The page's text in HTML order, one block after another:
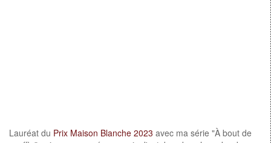
Lauréat du Prix Maison Blanche 2023 avec ma série "À bout de